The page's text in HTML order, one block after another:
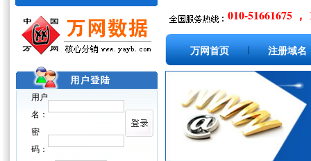
用户
名：
密
码：
010-51661675 ，
万网首页 注册域名